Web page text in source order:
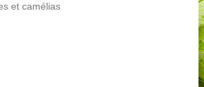
et camélias